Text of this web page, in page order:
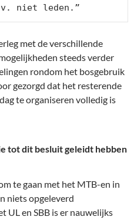
niet leden.”
met de verschillende
steeds verder
rondom het bosgebruik
gezorgd dat het resterende
te organiseren volledig is
tot dit besluit geleidt hebben
te gaan met het MTB-en in
niets opgeleverd
UL en SBB is er nauwelijks